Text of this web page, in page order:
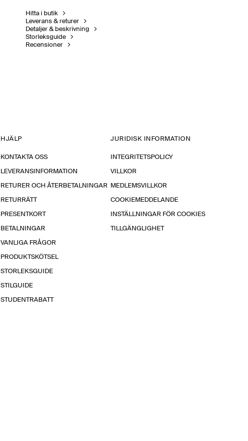
Hitta i butik
Leverans & returer
Detaljer & beskrivning
Storleksguide
Recensioner
HJÄLP
KONTAKTA OSS
LEVERANSINFORMATION
RETURER OCH ÅTERBETALNINGAR
RETURRÄTT
PRESENTKORT
BETALNINGAR
VANLIGA FRÅGOR
PRODUKTSKÖTSEL
STORLEKSGUIDE
STILGUIDE
STUDENTRABATT
JURIDISK INFORMATION
INTEGRITETSPOLICY
VILLKOR
MEDLEMSVILLKOR
COOKIEMEDDELANDE
INSTÄLLNINGAR FÖR COOKIES
TILLGÄNGLIGHET